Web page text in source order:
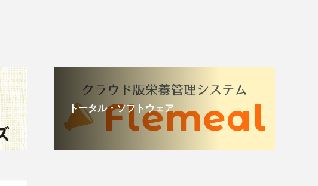
トータル・ソフトウェア